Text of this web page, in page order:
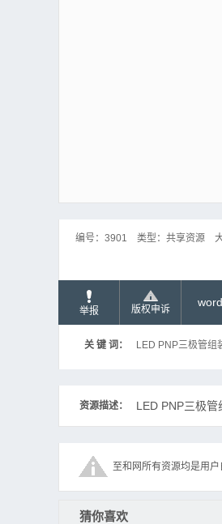
编号： 3901 类型： 共享资源
举报 版权申诉
关 键 词： LED PNP三极管组
资源描述： LED PNP三极
至和网所有资源均是用
猜你喜欢